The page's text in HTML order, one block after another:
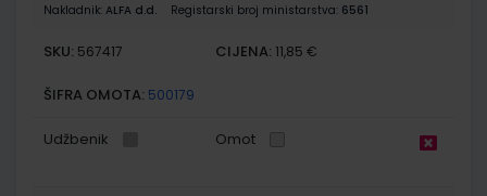
Nakladnik: ALFA d.d. Registarski broj ministarstva: 6561
SKU: 567417 CIJENA: 11,85 €
ŠIFRA OMOTA: 500179
Udžbenik Omot